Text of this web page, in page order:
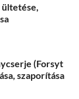
(Forsyt
szaporítása